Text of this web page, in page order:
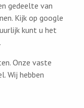
gedeelte van
Kijk op google
kunt u het
Onze vaste
Wij hebben